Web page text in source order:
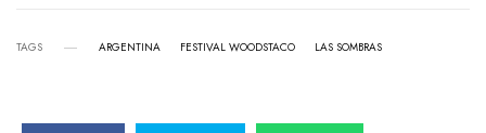
TAGS ARGENTINA FESTIVAL WOODSTACO LAS SOMBRAS